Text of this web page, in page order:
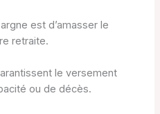
est d’amasser le
retraite.
le versement
ou de décès.